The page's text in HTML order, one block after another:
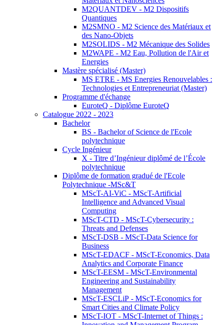
M2QUANTDEV - M2 Dispositifs
Quantiques
M2SMNO - M2 Science des Matériaux et
des Nano-Objets
M2SOLIDS - M2 Mécanique des Solides
M2WAPE - M2 Eau, Pollution de l'Air et
Energies
Mastère spécialisé (Master)
MS ETRE - MS Energies Renouvelables :
Technologies et Entrepreneuriat (Master)
Programme d'échange
EuroteQ - Diplôme EuroteQ
Catalogue 2022 - 2023
Bachelor
BS - Bachelor of Science de l'Ecole
polytechnique
Cycle Ingénieur
X - Titre d’Ingénieur diplômé de l’École
polytechnique
Diplôme de formation gradué de l'Ecole
Polytechnique -MSc&T
MScT-AI-ViC - MScT-Artificial
Intelligence and Advanced Visual
Computing
MScT-CTD - MScT-Cybersecurity :
Threats and Defenses
MScT-DSB - MScT-Data Science for
Business
MScT-EDACF - MScT-Economics, Data
Analytics and Corporate Finance
MScT-EESM - MScT-Environmental
Engineering and Sustainability
Management
MScT-ESCLiP - MScT-Economics for
Smart Cities and Climate Policy
MScT-IOT - MScT-Internet of Things :